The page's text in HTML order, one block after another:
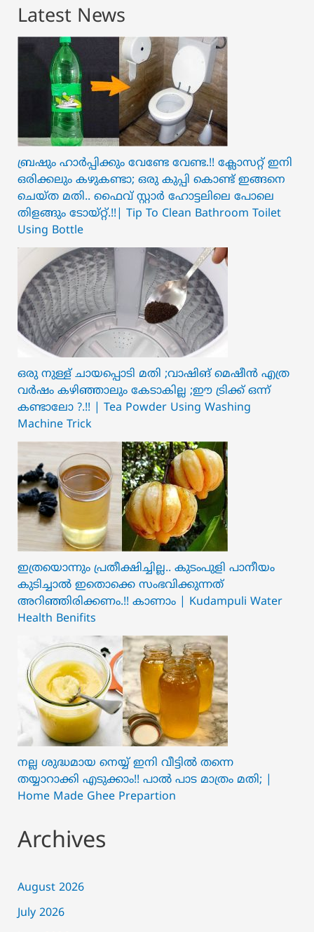
Latest News
ബ്രഷും ഹാർപ്പിക്കും വേണ്ടേ വേണ്ട.!! ക്ലോസറ്റ് ഇനി
ഒരിക്കലും കഴുകണ്ടാ; ഒരു കുപ്പി കൊണ്ട് ഇങ്ങനെ
ചെയ്ത മതി.. ഫൈവ് സ്റ്റാർ ഹോട്ടലിലെ പോലെ
തിളങ്ങും ടോയ്റ്റ്.!!| Tip To Clean Bathroom Toilet
Using Bottle
ഒരു നുള്ള് ചായപ്പൊടി മതി ;വാഷിങ് മെഷീൻ എത്ര
വർഷം കഴിഞ്ഞാലും കേടാകില്ല ;ഈ ട്രിക്ക് ഒന്ന്
കണ്ടാലോ ?.!! | Tea Powder Using Washing
Machine Trick
ഇത്രയൊന്നും പ്രതീക്ഷിച്ചില്ല.. ക‍ു‌ടംപുളി പാനീയം
കുടിച്ചാൽ ഇതൊക്കെ സംഭവിക്കുന്നത്
അറിഞ്ഞിരിക്കണം.!! കാണാം | Kudampuli Water
Health Benifits
നല്ല ശുദ്ധമായ നെയ്യ് ഇനി വീട്ടിൽ തന്നെ
തയ്യാറാക്കി എടുക്കാം!! പാൽ പാട മാത്രം മതി; |
Home Made Ghee Prepartion
Archives
August 2026
July 2026